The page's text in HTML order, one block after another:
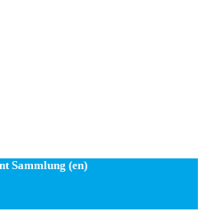
Sammlung (en)